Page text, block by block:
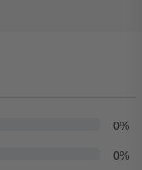
0%
0%